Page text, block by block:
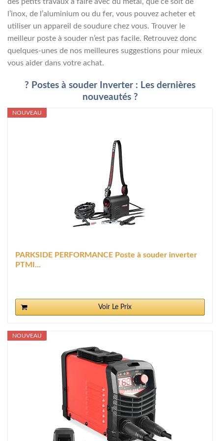
l’inox, de l’aluminium ou du fer, vous pouvez acheter et
utiliser un appareil de soudure chez vous. Trouver le
meilleur poste à souder n’est pas facile. Retrouvez donc
quelques-unes de nos meilleures suggestions pour mieux
vous aider dans votre achat.
? Postes à souder Inverter : Les dernières
nouveautés ?
NOUVEAU
PARKSIDE PERFORMANCE Poste à souder inverter
PTMI...
Voir Le Prix
NOUVEAU